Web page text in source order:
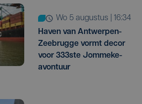
wo 5 augustus | 16:34
Haven van Antwerpen-
Zeebrugge vormt decor
voor 333ste Jommeke-
avontuur